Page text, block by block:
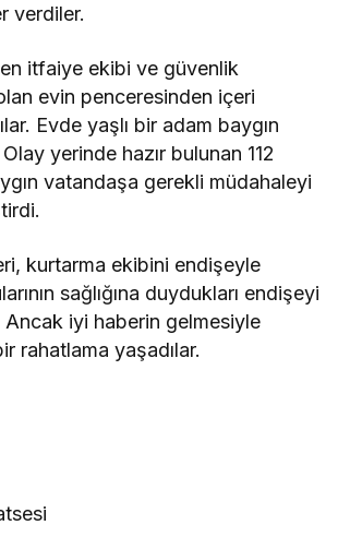
verdiler.
itfaiye ekibi ve güvenlik
evin penceresinden içeri
Evde yaşlı bir adam baygın
yerinde hazır bulunan 112
vatandaşa gerekli müdahaleyi
kurtarma ekibini endişeyle
sağlığına duydukları endişeyi
iyi haberin gelmesiyle
rahatlama yaşadılar.